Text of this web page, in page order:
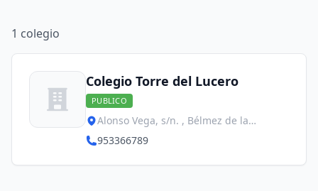
1 colegio
Colegio Torre del Lucero
PUBLICO
Alonso Vega, s/n. , Bélmez de la
Moraleda
953366789